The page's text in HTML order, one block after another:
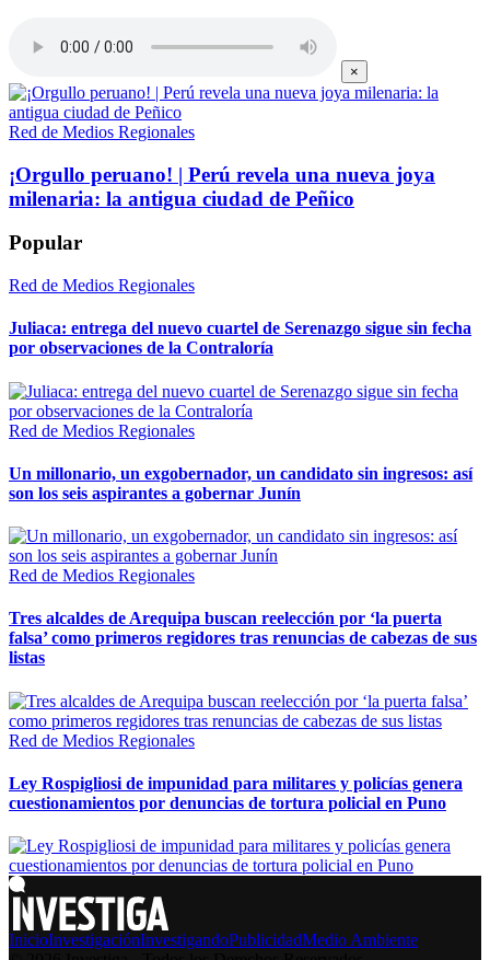
×
Red de Medios Regionales
¡Orgullo peruano! | Perú revela una nueva joya
milenaria: la antigua ciudad de Peñico
Popular
Red de Medios Regionales
Juliaca: entrega del nuevo cuartel de Serenazgo sigue sin fecha
por observaciones de la Contraloría
Red de Medios Regionales
Un millonario, un exgobernador, un candidato sin ingresos: así
son los seis aspirantes a gobernar Junín
Red de Medios Regionales
Tres alcaldes de Arequipa buscan reelección por ‘la puerta
falsa’ como primeros regidores tras renuncias de cabezas de sus
listas
Red de Medios Regionales
Ley Rospigliosi de impunidad para militares y policías genera
cuestionamientos por denuncias de tortura policial en Puno
InicioInvestigaciónInvestigandoPublicidadMedio Ambiente